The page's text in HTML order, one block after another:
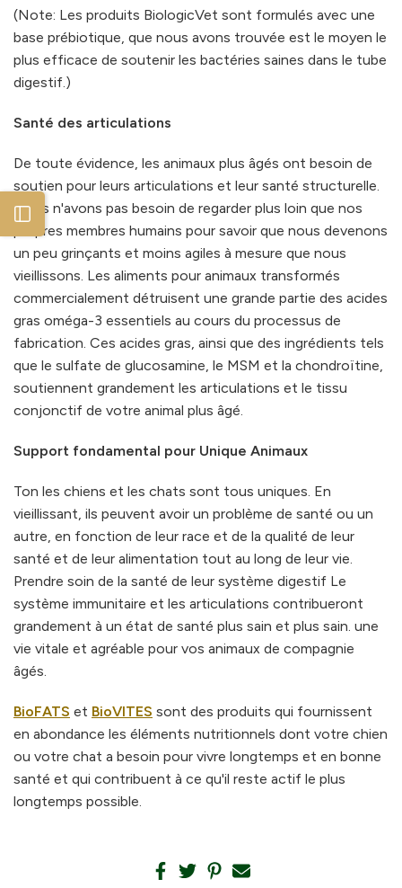
(Note: Les produits BiologicVet sont formulés avec une
base prébiotique, que nous avons trouvée est le moyen le
plus efficace de soutenir les bactéries saines dans le tube
digestif.)
Santé des articulations
De toute évidence, les animaux plus âgés ont besoin de
soutien pour leurs articulations et leur santé structurelle.
Nous n'avons pas besoin de regarder plus loin que nos
propres membres humains pour savoir que nous devenons
un peu grinçants et moins agiles à mesure que nous
vieillissons. Les aliments pour animaux transformés
commercialement détruisent une grande partie des acides
gras oméga-3 essentiels au cours du processus de
fabrication. Ces acides gras, ainsi que des ingrédients tels
que le sulfate de glucosamine, le MSM et la chondroïtine,
soutiennent grandement les articulations et le tissu
conjonctif de votre animal plus âgé.
Support fondamental pour Unique Animaux
Ton les chiens et les chats sont tous uniques. En
vieillissant, ils peuvent avoir un problème de santé ou un
autre, en fonction de leur race et de la qualité de leur
santé et de leur alimentation tout au long de leur vie.
Prendre soin de la santé de leur système digestif Le
système immunitaire et les articulations contribueront
grandement à un état de santé plus sain et plus sain. une
vie vitale et agréable pour vos animaux de compagnie
âgés.
BioFATS et BioVITES sont des produits qui fournissent
en abondance les éléments nutritionnels dont votre chien
ou votre chat a besoin pour vivre longtemps et en bonne
santé et qui contribuent à ce qu'il reste actif le plus
longtemps possible.
Open sidebar